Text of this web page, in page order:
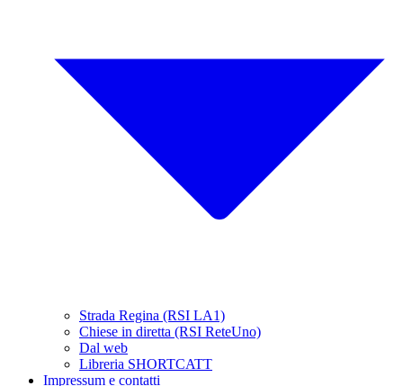
Strada Regina (RSI LA1)
Chiese in diretta (RSI ReteUno)
Dal web
Libreria SHORTCATT
Impressum e contatti